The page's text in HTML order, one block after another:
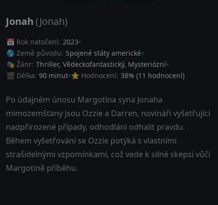
Jonah (Jonah)
📅 Rok natočení: 2023
🌎 Země původu: Spojené státy americké
🎭 Žánr: Thriller, Vědeckofantastický, Mysteriózní
🎬 Délka: 90 minut ⭐ Hodnocení: 38% (11 hodnocení)
Po údajném únosu Margotina syna Jonaha
mimozemšťany jsou Ozzie a Darren, novináři vyšetřující
nadpřirozené případy, odhodláni odhalit pravdu.
Během vyšetřování se Ozzie potýká s vlastními
strašidelnými vzpomínkami, což vede k silné skepsi vůči
Margotině příběhu.